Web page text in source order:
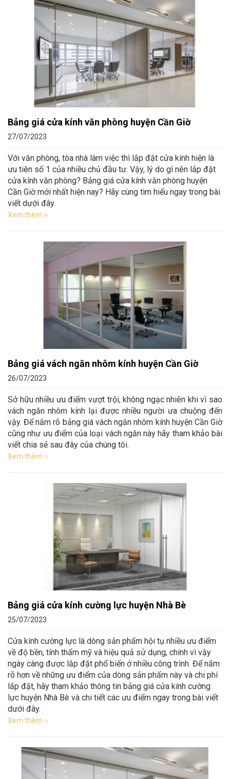
Bảng giá cửa kính văn phòng huyện Cần Giờ
27/07/2023
Với văn phòng, tòa nhà làm việc thì lắp đặt cửa kính hiện là
ưu tiên số 1 của nhiều chủ đầu tư. Vậy, lý do gì nên lắp đặt
cửa kính văn phòng? Bảng giá cửa kính văn phòng huyện
Cần Giờ mới nhất hiện nay? Hãy cùng tìm hiểu ngay trong bài
viết dưới đây.
Xem thêm ››
Bảng giá vách ngăn nhôm kính huyện Cần Giờ
26/07/2023
Sở hữu nhiều ưu điểm vượt trội, không ngạc nhiên khi vì sao
vách ngăn nhôm kính lại được nhiều người ưa chuộng đến
vậy. Để nắm rõ bảng giá vách ngăn nhôm kính huyện Cần Giờ
cũng như ưu điểm của loại vách ngăn này hãy tham khảo bài
viết chia sẻ sau đây của chúng tôi.
Xem thêm ››
Bảng giá cửa kính cường lực huyện Nhà Bè
25/07/2023
Cửa kính cường lực là dòng sản phẩm hội tụ nhiều ưu điểm
về độ bền, tính thẩm mỹ và hiệu quả sử dụng, chính vì vậy
ngày càng được lắp đặt phổ biến ở nhiều công trình. Để nắm
rõ hơn về những ưu điểm của dòng sản phẩm này và chi phí
lắp đặt, hãy tham khảo thông tin bảng giá cửa kính cường
lực huyện Nhà Bè và chi tiết các ưu điểm ngay trong bài viết
dưới đây.
Xem thêm ››